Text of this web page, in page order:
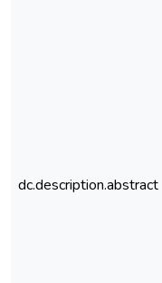
dc.description.abstract